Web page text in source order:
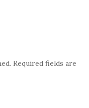
Required fields are